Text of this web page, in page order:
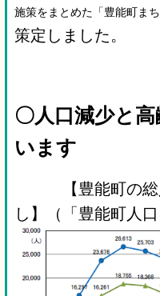
施策をまとめた「豊能町ま
策定しました。
〇人口減少と
います
【豊能町の総人
し】（「豊能町人